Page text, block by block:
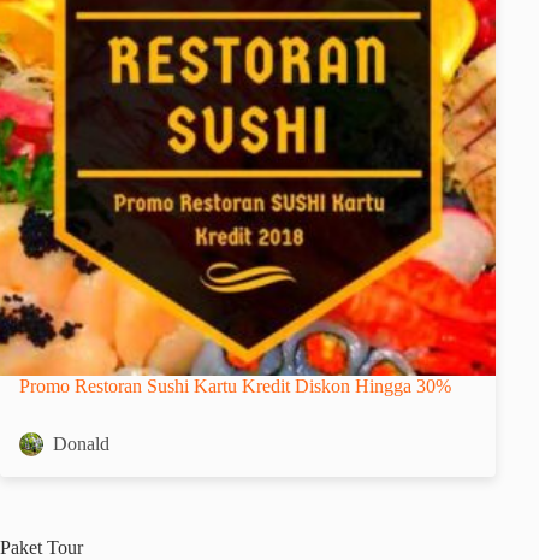
Promo Restoran Sushi Kartu Kredit Diskon Hingga 30%
Donald
Paket Tour